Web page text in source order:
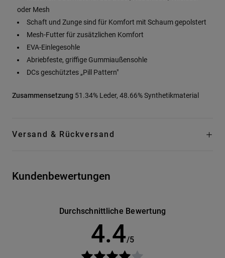
oder Mesh
Schaft und Zunge sind für Komfort mit Schaum gepolstert
Mesh-Futter für zusätzlichen Komfort
EVA-Einlegesohle
Abriebfeste, griffige Gummiaußensohle
DCs geschütztes „Pill Pattern"
Zusammensetzung 51.34% Leder, 48.66% Synthetikmaterial
Versand & Rückversand
Kundenbewertungen
Durchschnittliche Bewertung
4.4/5